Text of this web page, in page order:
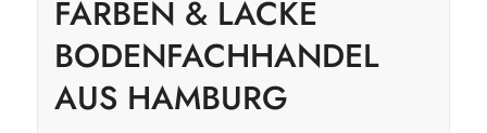
FARBEN & LACKE
BODENFACHHANDEL
AUS HAMBURG